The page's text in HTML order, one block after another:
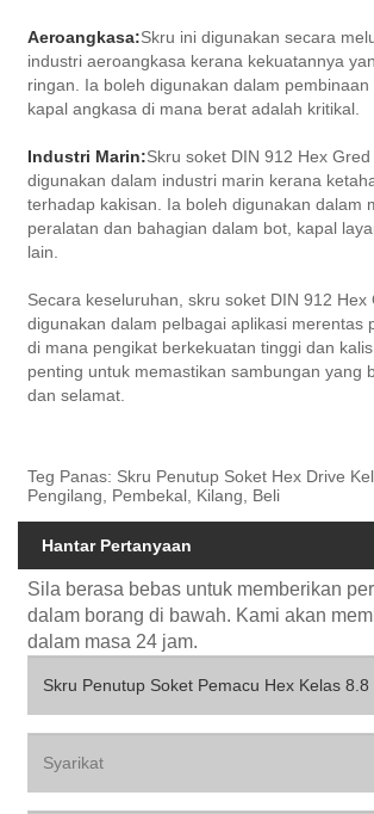
Aeroangkasa:Skru ini digunakan secara
industri aeroangkasa kerana kekuatannya
ringan. Ia boleh digunakan dalam pembinaan
kapal angkasa di mana berat adalah kritikal.
Industri Marin:Skru soket DIN 912 Hex
digunakan dalam industri marin kerana
terhadap kakisan. Ia boleh digunakan dalam
peralatan dan bahagian dalam bot, kapal
lain.
Secara keseluruhan, skru soket DIN 912 Hex
digunakan dalam pelbagai aplikasi merentas
di mana pengikat berkekuatan tinggi dan
penting untuk memastikan sambungan yang
dan selamat.
Teg Panas: Skru Penutup Soket Hex Drive
Pengilang, Pembekal, Kilang, Beli
Hantar Pertanyaan
Sila berasa bebas untuk memberikan
dalam borang di bawah. Kami akan
dalam masa 24 jam.